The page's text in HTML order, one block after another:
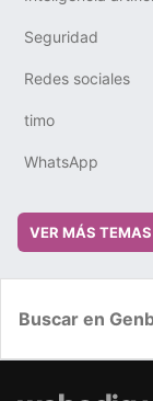
Seguridad
Redes sociales
timo
WhatsApp
VER MÁS TEMAS